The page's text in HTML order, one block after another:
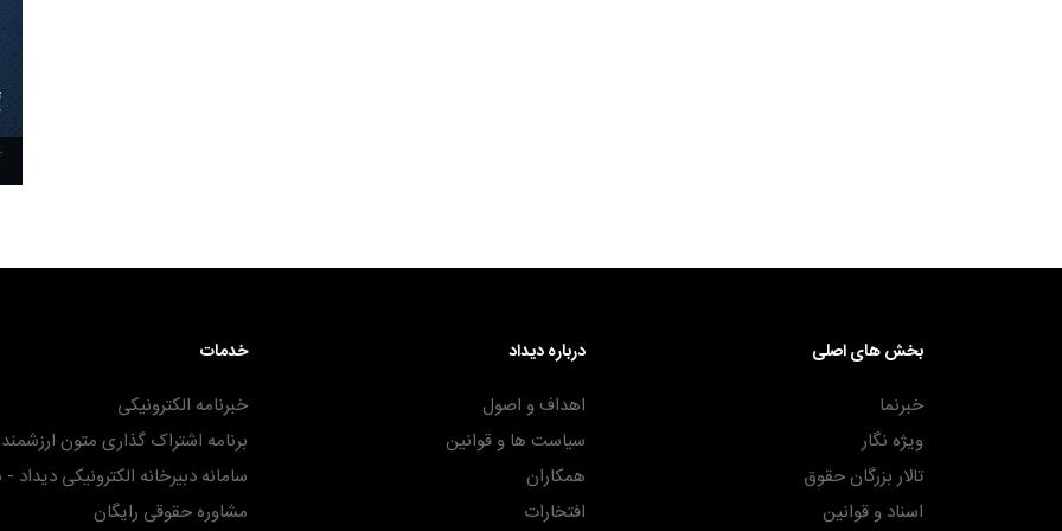
بخش های اصلی
خبرنما
ویژه نگار
تالار بزرگان حقوق
اسناد و قوانین
درباره دیداد
اهداف و اصول
سیاست ها و قوانین
همکاران
افتخارات
خدمات
خبرنامه الکترونیکی
برنامه اشتراک گذاری متون
سامانه دبیرخانه الکترونیکی دیداد
مشاوره حقوقی رایگان